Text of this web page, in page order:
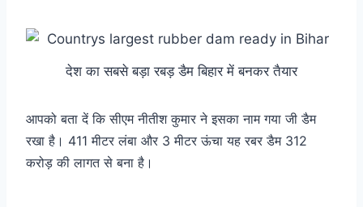
देश का सबसे बड़ा रबड़ डैम बिहार में बनकर तैयार
आपको बता दें कि सीएम नीतीश कुमार ने इसका नाम गया जी डैम
रखा है। 411 मीटर लंबा और 3 मीटर ऊंचा यह रबर डैम 312
करोड़ की लागत से बना है।